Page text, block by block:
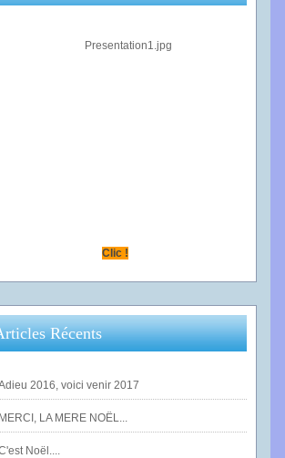
Clic !
Récents
2016, voici venir 2017
MERCI, LA MERE NOËL...
Noël....